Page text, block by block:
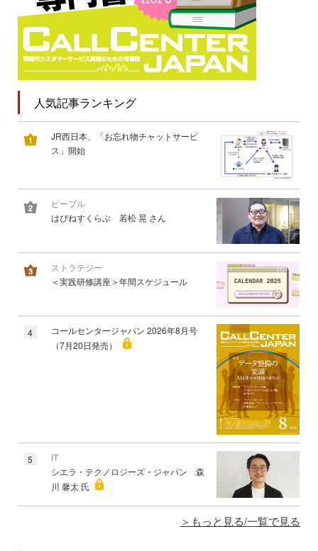
人気記事ランキング
JR西日本、「お忘れ物チャットサービ
ス」開始
ピープル
はぴねすくらぶ 若松 晃 さん
ストラテジー
＜実践研修講座＞年間スケジュール
4
コールセンタージャパン 2026年8月号
（7月20日発売）
5
IT
シエラ・テクノロジーズ・ジャパン 森
川 馨太 氏
もっと見る/一覧で見る